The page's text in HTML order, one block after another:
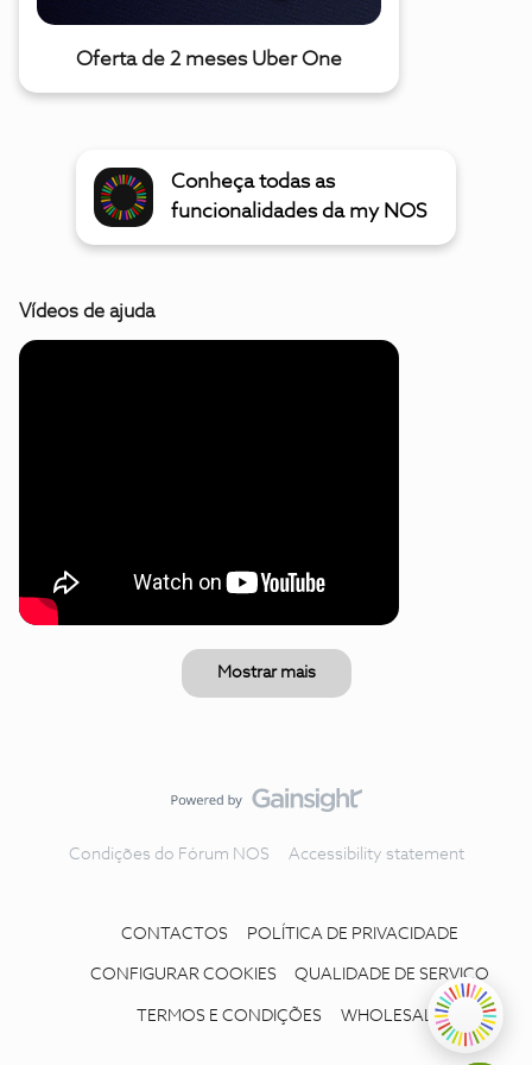
Oferta de 2 meses Uber One
Conheça todas as
funcionalidades da my NOS
Vídeos de ajuda
Mostrar mais
Condições do Fórum NOS Accessibility statement
CONTACTOS POLÍTICA DE PRIVACIDADE
CONFIGURAR COOKIES QUALIDADE DE SERVIÇO
TERMOS E CONDIÇÕES WHOLESALE